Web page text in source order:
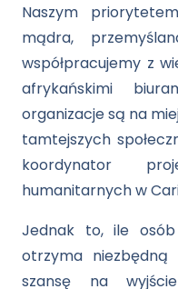
Naszym
mądra,
współpracujemy z
afrykańskimi
organizacje są na
tamtejszych
koordynator
humanitarnych w
Jednak to, ile
otrzyma
szansę na